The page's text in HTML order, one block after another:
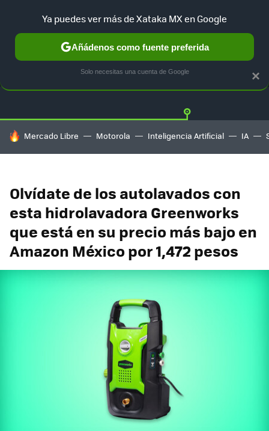
GUÍA DE COMPRAS MERCADO LIBRE
HOY SE HABLA DE
Mercado Libre Motorola Inteligencia Artificial IA
Olvídate de los autolavados con
esta hidrolavadora Greenworks
que está en su precio más bajo en
Amazon México por 1,472 pesos
×
Ya puedes ver más de Xataka MX en Google
Añádenos como fuente preferida
Solo necesitas una cuenta de Google